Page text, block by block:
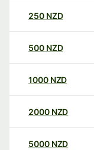
250 NZD
500 NZD
1000 NZD
2000 NZD
5000 NZD